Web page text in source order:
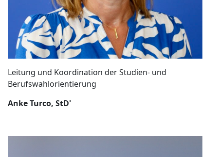
Leitung und Koordination der Studien- und
Berufswahlorientierung
Anke Turco, StD'